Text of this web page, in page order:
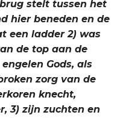
stelt tussen het
hier beneden en de
een ladder 2) was
de top aan de
Gods, als
zorg van de
knecht,
3) zijn zuchten en